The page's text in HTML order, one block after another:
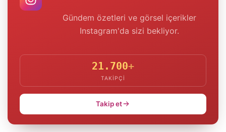
Gündem özetleri ve görsel içerikler
Instagram'da sizi bekliyor.
21.700+
TAKIPÇI
Takip et